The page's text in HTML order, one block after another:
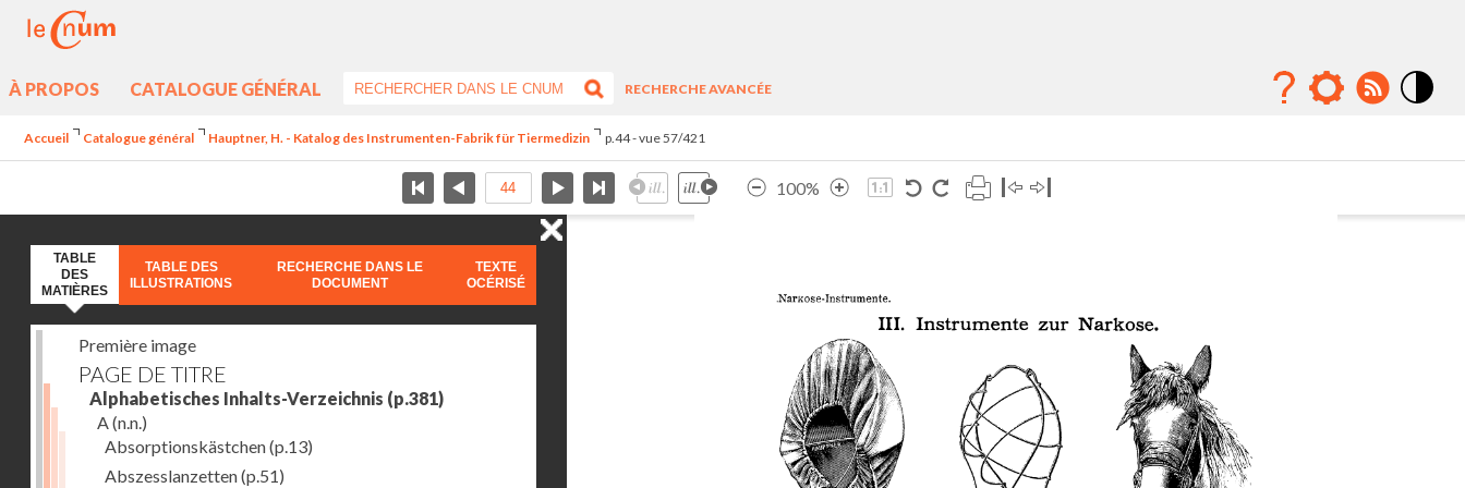
À PROPOS CATALOGUE GÉNÉRAL
RECHERCHE AVANCÉE
Accueil Catalogue général Hauptner, H. - Katalog des Instrumenten-Fabrik für Tiermedizin p.44 - vue 57/421
100%
TABLE
DES
MATIÈRES
TABLE DES
ILLUSTRATIONS
RECHERCHE DANS LE
DOCUMENT
TEXTE
OCÉRISÉ
Première image
PAGE DE TITRE
Alphabetisches Inhalts-Verzeichnis (p.381)
A(n.n.)
Absorptionskästchen(p.13)
Abszesslanzetten(p.51)